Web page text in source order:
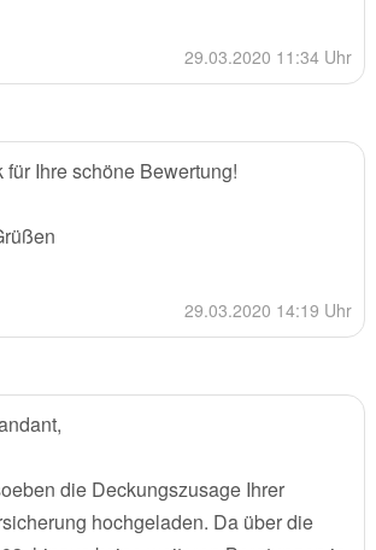
29.03.2020 11:34 Uhr
Ihre schöne Bewertung!
29.03.2020 14:19 Uhr
die Deckungszusage Ihrer
hochgeladen. Da über die